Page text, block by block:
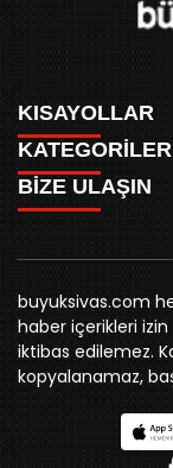
KISAYOLLAR
ANASAYFA
AKSU CANLI
MEYDAN CANLI
MEDRESELER CANLI
MERAKÜM CANLI
YUKARI TEKKE
KURUMSAL KİMLİK
REKLAM FİYATLARI
BİZE ULAŞIN
KÜNYE
RESMİ İLANLAR
KATEGORİLER
WHATSAPP
SPOR
SİYASET
BELEDİYE
SİVAS VALİLİĞİ
ÜNİVERSİTE
KURUMLAR
STK
YORUM
İLÇELER
GENEL
BİZE ULAŞIN
0346 221 00
Örtülüpınar
Sivas
buyuksivas.com
haber içerikleri
iktibas edilemez.
kopyalanamaz,